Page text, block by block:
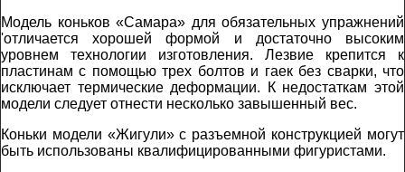
Модель коньков «Самара» для обязательных упражнений
'отличается хорошей формой и достаточно высоким
уровнем технологии изготовления. Лезвие крепится к
пластинам с помощью трех болтов и гаек без сварки, что
исключает термические деформации. К недостаткам этой
модели следует отнести несколько завышенный вес.
Коньки модели «Жигули» с разъемной конструкцией могут
быть использованы квалифицированными фигуристами.